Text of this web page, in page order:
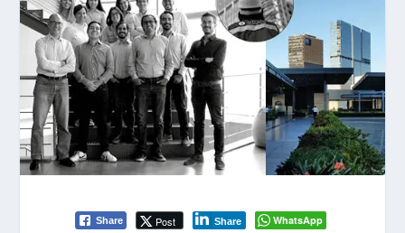
Share Post Share
WhatsApp